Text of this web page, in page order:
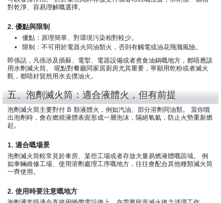
對乾淨、容易理解嘅選擇。
2. 優點與限制
優點：原理簡單、對環境污染相對較少。
限制：不可用於電器火同油類火，否則有觸電或油花飛濺風險。
即係話，凡係涉及插蘇、電掣、電器設備或者煮食油鍋嘅地方，都唔應該
用水劑滅火筒。 呢點對餐廳同家居廚房尤其重要，寧願用乾粉或者滅火
氈，都唔好貿然用水去撲油火。
五、泡劑滅火筒：適合液體火，但有前提
泡劑滅火筒主要對付 B 類液體火，例如汽油、部分溶劑同油類。 當你噴
出泡劑時，會在燃燒液體表面形成一層泡沫，隔絕氧氣，防止火勢重新燃
起。
1. 適合嘅場景
泡劑滅火筒較常見於車房、某些工場或者存放大量易燃液體嘅區域。 例
如車輛維修工場、使用溶劑處理工序嘅地方，往往會配合其他種類滅火筒
一齊使用。
2. 使用時要注意嘅地方